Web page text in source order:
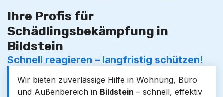
Ihre Profis für
Schädlingsbekämpfung in
Bildstein
Schnell reagieren – langfristig schützen!
Wir bieten zuverlässige Hilfe in Wohnung, Büro
und Außenbereich in Bildstein – schnell, effektiv